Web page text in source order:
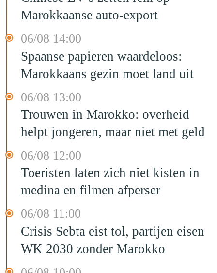
Marokkaanse auto-export
06/08 14:00
Spaanse papieren waardeloos:
Marokkaans gezin moet land uit
06/08 13:00
Trouwen in Marokko: overheid
helpt jongeren, maar niet met geld
06/08 12:00
Toeristen laten zich niet kisten in
medina en filmen afperser
06/08 11:00
Crisis Sebta eist tol, partijen eisen
WK 2030 zonder Marokko